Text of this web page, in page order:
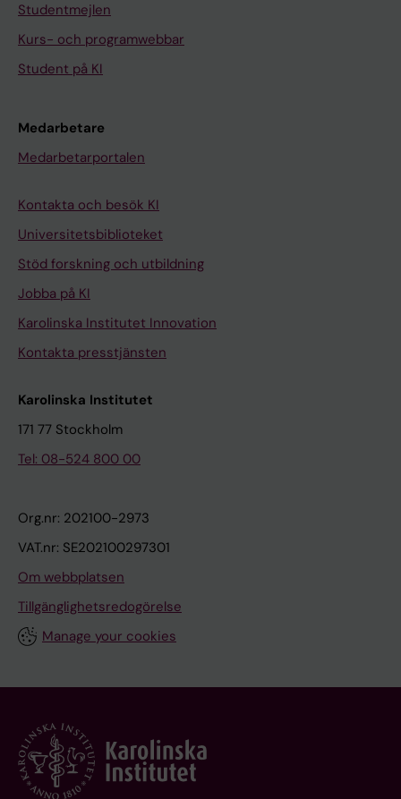
Studentmejlen
Kurs- och programwebbar
Student på KI
Medarbetare
Medarbetarportalen
Kontakta och besök KI
Universitetsbiblioteket
Stöd forskning och utbildning
Jobba på KI
Karolinska Institutet Innovation
Kontakta presstjänsten
Karolinska Institutet
171 77 Stockholm
Tel: 08-524 800 00
Org.nr: 202100-2973
VAT.nr: SE202100297301
Om webbplatsen
Tillgänglighetsredogörelse
Manage your cookies